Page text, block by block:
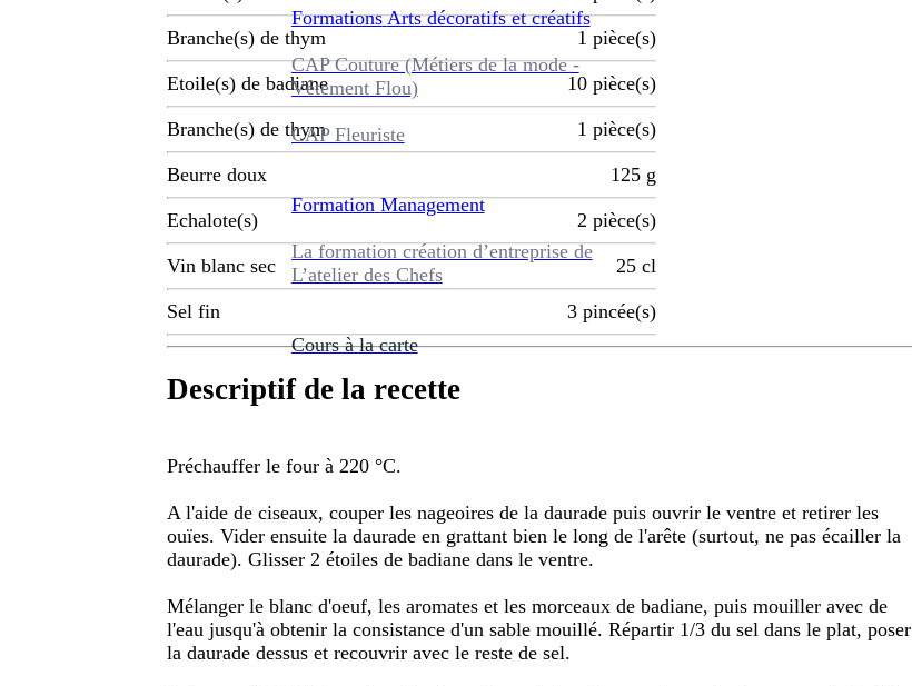
Formations Arts décoratifs et créatifs
CAP Couture (Métiers de la mode -
Vêtement Flou)
CAP Fleuriste
Formation Management
La formation création d’entreprise de
L’atelier des Chefs
Cours à la carte
Branche(s) de thym 1 pièce(s)
Etoile(s) de badiane 10 pièce(s)
Branche(s) de thym 1 pièce(s)
Beurre doux 125 g
Echalote(s) 2 pièce(s)
Vin blanc sec 25 cl
Sel fin 3 pincée(s)
Descriptif de la recette
Préchauffer le four à 220 °C.
A l'aide de ciseaux, couper les nageoires de la daurade puis ouvrir le ventre et retirer les
ouïes. Vider ensuite la daurade en grattant bien le long de l'arête (surtout, ne pas écailler la
daurade). Glisser 2 étoiles de badiane dans le ventre.
Mélanger le blanc d'oeuf, les aromates et les morceaux de badiane, puis mouiller avec de
l'eau jusqu'à obtenir la consistance d'un sable mouillé. Répartir 1/3 du sel dans le plat, poser
la daurade dessus et recouvrir avec le reste de sel.